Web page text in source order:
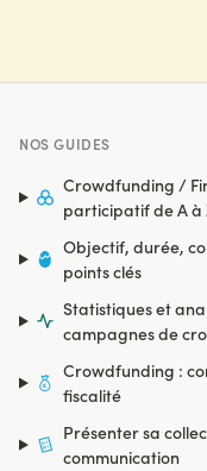
NOS GUIDES
Crowdfunding /
participatif de A à
Objectif, durée,
points clés
Statistiques et
campagnes de
Crowdfunding :
fiscalité
Présenter sa
communication